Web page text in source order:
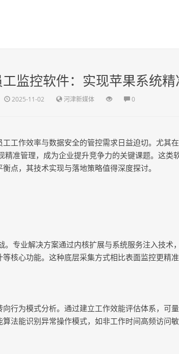
监控软件：实现苹果系统
2025-11-02 河津新媒体 0
工作效率与数据安全的管控需求日益迫切。尤其
精准管理，成为企业提升竞争力的关键课题。这类
点，其技术实现与落地策略值得深度探讨。
专业解决方案通过内核扩展与系统服务注入技术
核心功能。这种底层采集方式相比表面监控更精
行为模式分析。通过建立工作效能评估体系，可
法能识别异常操作模式，如非工作时间高频访问敏